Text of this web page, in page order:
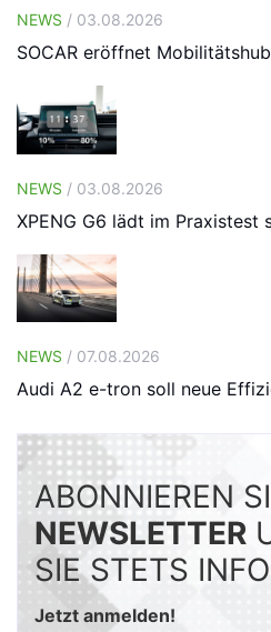
NEWS / 03.08.2026
SOCAR eröffnet
NEWS / 03.08.2026
XPENG G6 lädt im Praxistest
NEWS / 07.08.2026
Audi A2 e-tron soll neue
ABONNIEREN
NEWSLETTER
SIE STETS
Jetzt anmelden!